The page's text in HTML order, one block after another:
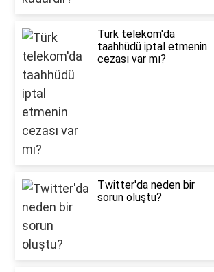
Türk telekom'da
taahhüdü iptal etmenin
cezası var mı?
Twitter'da neden bir
sorun oluştu?